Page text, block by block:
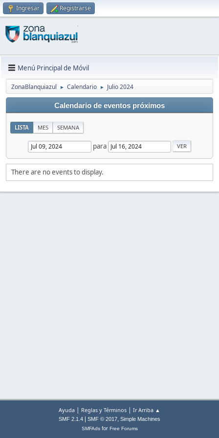
Ingresar Registrarse
Menú Principal de Móvil
ZonaBlanquiazul ► Calendario ► Julio 2024
Calendario de eventos próximos
LISTA MES SEMANA
para
There are no events to display.
Ayuda | Reglas y Términos | Ir Arriba ▲
SMF 2.1.4 SMF © 2017, Simple Machines
SMFAdsfor Free Forums